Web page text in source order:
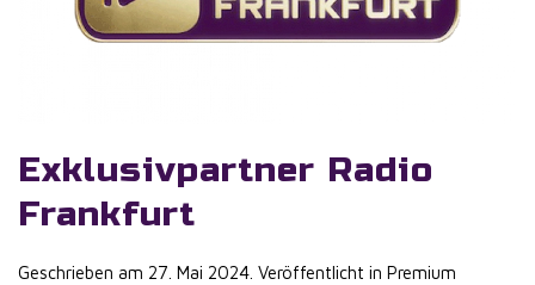
Exklusivpartner Radio
Frankfurt
Geschrieben am 27. Mai 2024 . Veröffentlicht in Premium